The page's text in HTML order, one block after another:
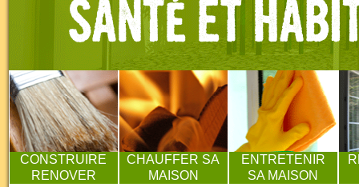
CONSTRUIRE
RENOVER
CHAUFFER SA
MAISON
ENTRETENIR
SA MAISON